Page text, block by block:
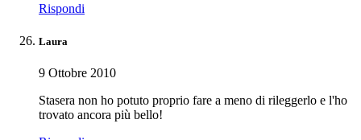
Rispondi
Laura
9 Ottobre 2010
Stasera non ho potuto proprio fare a meno di rileggerlo e l'ho
trovato ancora più bello!